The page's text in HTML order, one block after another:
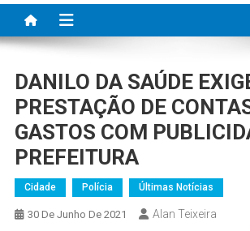
DANILO DA SAÚDE
PRESTAÇÃO DE
GASTOS COM
PREFEITURA
Cidade Polícia Últimas Notícias
30 De Junho De 2021 Alan Teixeira